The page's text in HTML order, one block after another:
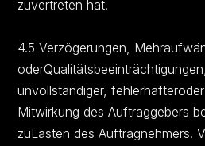
zuvertreten hat.
4.5 Verzögerungen,
unvollständiger,
Mitwirkung des Auftraggebers
zuLasten des Auftragnehmers.